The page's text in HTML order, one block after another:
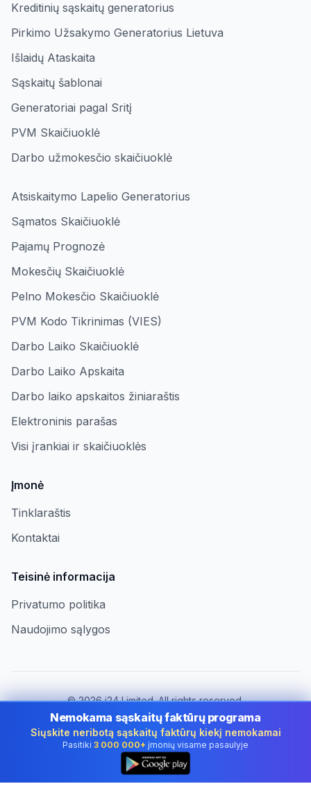
Kreditinių sąskaitų generatorius
Pirkimo Užsakymo Generatorius Lietuva
Išlaidų Ataskaita
Sąskaitų šablonai
Generatoriai pagal Sritį
PVM Skaičiuoklė
Darbo užmokesčio skaičiuoklė
Atsiskaitymo Lapelio Generatorius
Sąmatos Skaičiuoklė
Pajamų Prognozė
Mokesčių Skaičiuoklė
Pelno Mokesčio Skaičiuoklė
PVM Kodo Tikrinimas (VIES)
Darbo Laiko Skaičiuoklė
Darbo Laiko Apskaita
Darbo laiko apskaitos žiniaraštis
Elektroninis parašas
Visi įrankiai ir skaičiuoklės
Įmonė
Tinklaraštis
Kontaktai
Teisinė informacija
Privatumo politika
Naudojimo sąlygos
©2026i24 Limited. All rights reserved.
Įmonėms Lithuania
Keisti šalį:
Lithuania
Nemokama sąskaitų faktūrų programa
Siųskite neribotą sąskaitų faktūrų kiekį nemokamai
Pasitiki 3 000 000+ įmonių visame pasaulyje